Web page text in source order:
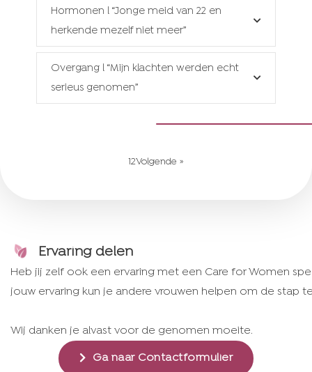
Hormonen l “Jonge meid van 22 en
herkende mezelf niet meer”
Overgang l “Mijn klachten werden echt
serieus genomen”
12Volgende »
Ervaring delen
Heb jij zelf ook een ervaring met een Care for Women
jouw ervaring kun je andere vrouwen helpen om de stap
Wij danken je alvast voor de genomen moeite.
Ga naar Contactformulier